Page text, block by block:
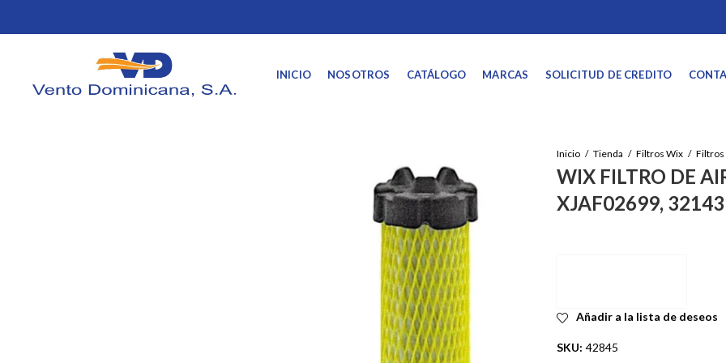
INICIO NOSOTROS CATÁLOGO MARCAS SOLICITUD DE CREDITO
Inicio Tienda Filtros Wix Filtros
WIX FILTRO DE
XJAF02699,
Añadir a la lista de deseos
SKU: 42845